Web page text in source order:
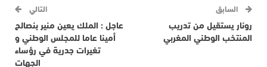
السابق
رونار يستقيل من تدريب
المنتخب الوطني المغربي
التالي
عاجل : الملك يعين منير بنصالح
أمينا عاما للمجلس الوطني و
تغيرات جدرية في رؤساء
الجهات